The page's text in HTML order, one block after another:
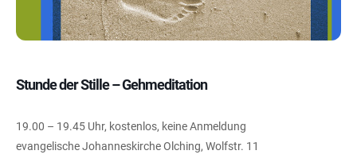
Stunde der Stille – Gehmeditation
19.00 – 19.45 Uhr, kostenlos, keine Anmeldung
evangelische Johanneskirche Olching, Wolfstr. 11